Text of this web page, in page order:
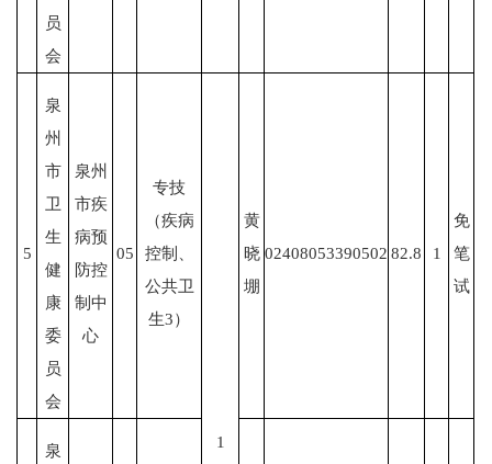
员
会
5
泉
州
市
卫
生
健
康
委
员
会
泉州
市疾
病预
防控
制中
心
05
专技
（疾病
控制、
公共卫
生3）
1
黄
晓
堋
02408053390502 82.8 1
免
笔
试
泉